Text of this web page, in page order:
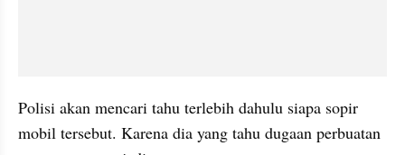
Polisi akan mencari tahu terlebih dahulu siapa sopir
mobil tersebut. Karena dia yang tahu dugaan perbuatan